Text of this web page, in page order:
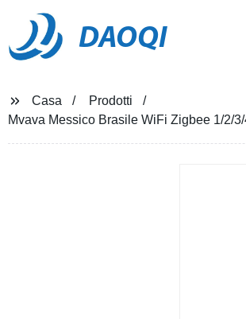
DAOQI
Casa
Prodotti
Mvava Messico Brasile WiFi Zigbee 1/2/